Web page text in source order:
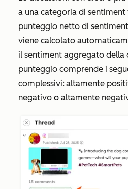
a una categoria di sentiment
punteggio netto di
viene calcolato
il sentiment aggregato della
punteggio comprende i
complessivi:altamente
negativo o altamente